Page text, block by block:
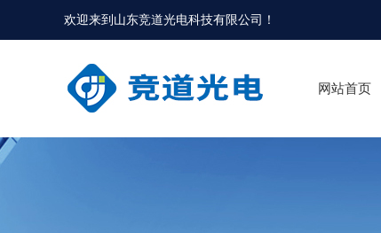
欢迎来到 山东竞道光电科技有限公司 ！
网站首页